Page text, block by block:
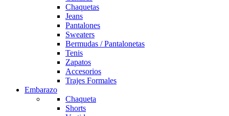
Chaquetas
Jeans
Pantalones
Sweaters
Bermudas / Pantalonetas
Tenis
Zapatos
Accesorios
Trajes Formales
Embarazo
Chaqueta
Shorts